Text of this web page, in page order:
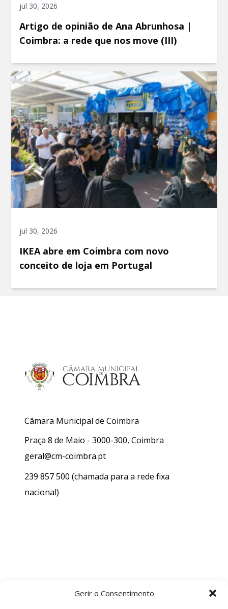
Gerir o Consentimento
jul 30, 2026
Artigo de opinião de Ana Abrunhosa |
Coimbra: a rede que nos move (III)
jul 30, 2026
IKEA abre em Coimbra com novo
conceito de loja em Portugal
Câmara Municipal de Coimbra
Praça 8 de Maio - 3000-300, Coimbra
geral@cm-coimbra.pt
239 857 500 (chamada para a rede fixa
nacional)